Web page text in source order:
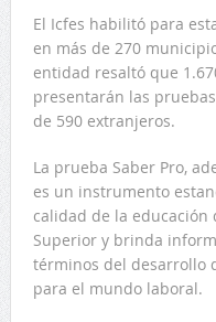
El Icfes habilitó para
en más de 270
entidad resaltó que
presentarán las
de 590 extranjeros.
La prueba Saber Pro,
es un instrumento
calidad de la educación
Superior y brinda
términos del desarrollo
para el mundo laboral.